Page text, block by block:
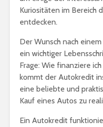
Kuriositäten im Bereich
entdecken.
Der Wunsch nach
ein wichtiger
Frage: Wie finanziere
kommt der Autokredit
eine beliebte und
Kauf eines Autos zu
Ein Autokredit